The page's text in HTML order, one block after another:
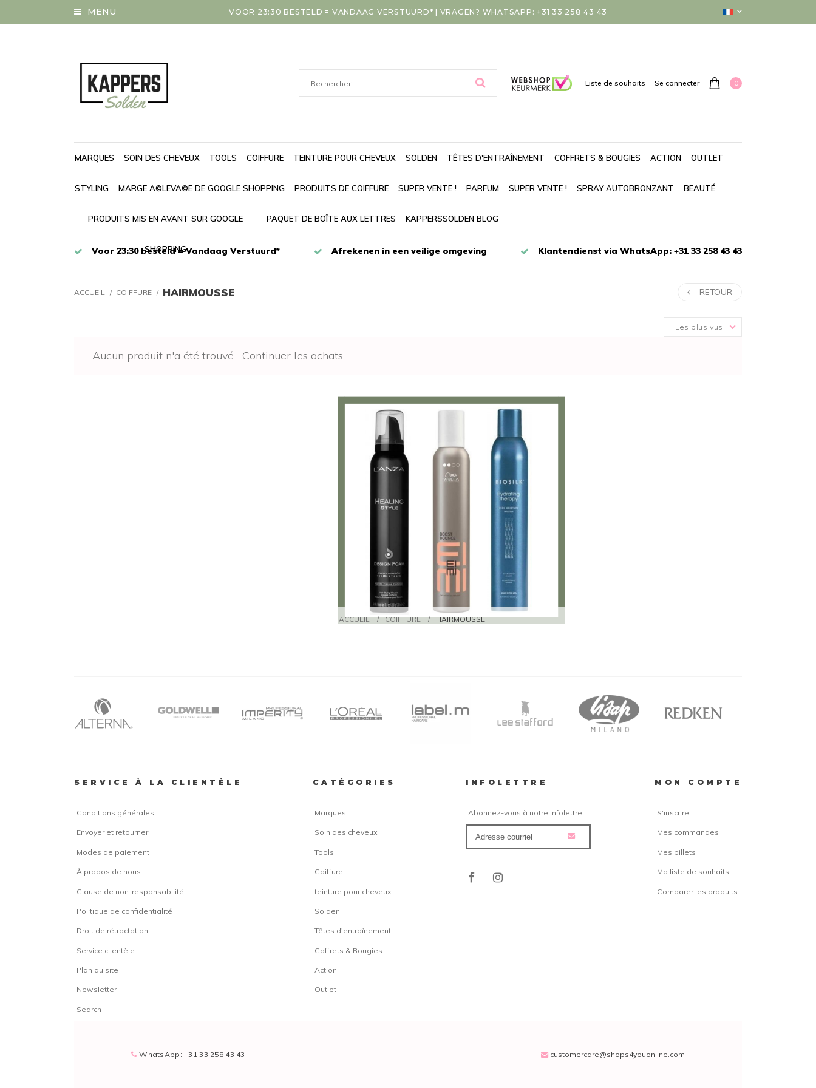
MENU VOOR 23:30 BESTELD = VANDAAG VERSTUURD* | VRAGEN? WHATSAPP: +31 33 258 43 43
Liste de souhaits Se connecter 0
MARQUES SOIN DES CHEVEUX TOOLS COIFFURE TEINTURE POUR CHEVEUX SOLDEN TÊTES D'ENTRAÎNEMENT COFFRETS & BOUGIES ACTION OUTLET
STYLING MARGE A©LEVA©E DE GOOGLE SHOPPING PRODUITS DE COIFFURE SUPER VENTE ! PARFUM SUPER VENTE ! SPRAY AUTOBRONZANT BEAUTÉ
PRODUITS MIS EN AVANT SUR GOOGLE
SHOPPING
PAQUET DE BOÎTE AUX LETTRES KAPPERSSOLDEN BLOG
Voor 23:30 besteld = Vandaag Verstuurd* Afrekenen in een veilige omgeving Klantendienst via WhatsApp: +31 33 258 43 43
ACCUEIL / COIFFURE / HAIRMOUSSE RETOUR
Les plus vus
Aucun produit n'a été trouvé... Continuer les achats
ACCUEIL / COIFFURE / HAIRMOUSSE
SERVICE À LA CLIENTÈLE
Conditions générales
Envoyer et retourner
Modes de paiement
À propos de nous
Clause de non-responsabilité
Politique de confidentialité
Droit de rétractation
Service clientèle
Plan du site
Newsletter
Search
CATÉGORIES
Marques
Soin des cheveux
Tools
Coiffure
teinture pour cheveux
Solden
Têtes d'entraînement
Coffrets & Bougies
Action
Outlet
INFOLETTRE
Abonnez-vous à notre infolettre
MON COMPTE
S'inscrire
Mes commandes
Mes billets
Ma liste de souhaits
Comparer les produits
WhatsApp: +31 33 258 43 43 customercare@shops4youonline.com